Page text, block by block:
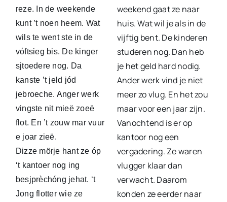
reze. In de weekende
kunt ’t noen heem. Wat
wils te went ste in de
vóftsieg bis. De kinger
sjtoedere nog. Da
kanste ’t jeld jód
jebroeche. Anger werk
vingste nit mieë zoeë
flot. En ’t zouw mar vuur
e joar zieë.
Dizze mörje hant ze óp
‘t kantoer nog ing
besjprèchóng jehat. ‘t
Jong flotter wie ze
weekend gaat ze naar
huis. Wat wil je als in de
vijftig bent. De kinderen
studeren nog. Dan heb
je het geld hard nodig.
Ander werk vind je niet
meer zo vlug. En het zou
maar voor een jaar zijn.
Vanochtend is er op
kantoor nog een
vergadering. Ze waren
vlugger klaar dan
verwacht. Daarom
konden ze eerder naar